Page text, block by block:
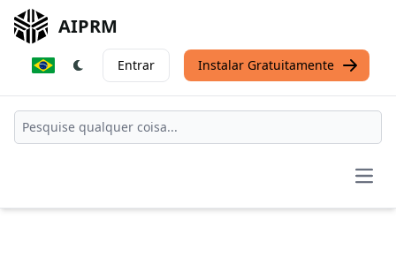
AIPRM
Entrar Instalar Gratuitamente